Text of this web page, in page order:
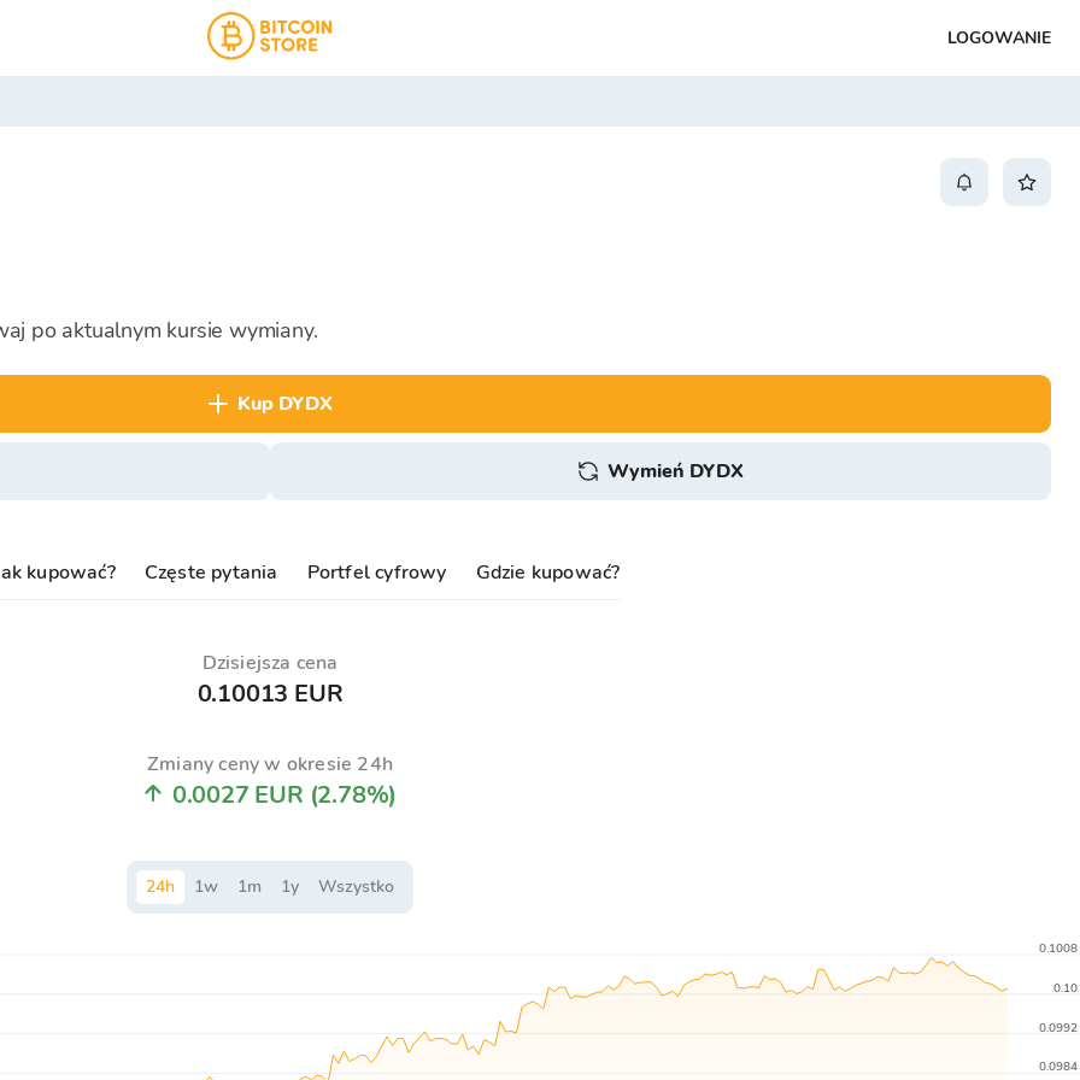
LOGOWANIE
po aktualnym kursie wymiany.
kup DYDX
Wymień DYDX
kupować? Częste pytania Portfel cyfrowy Gdzie kupować?
Dzisiejsza cena
0.10013 EUR
Zmiany ceny w okresie 24h
0.0027 EUR (2.78%)
24h 1w 1m 1y Wszystko
0.0984
0.0992
0.10
0.1008